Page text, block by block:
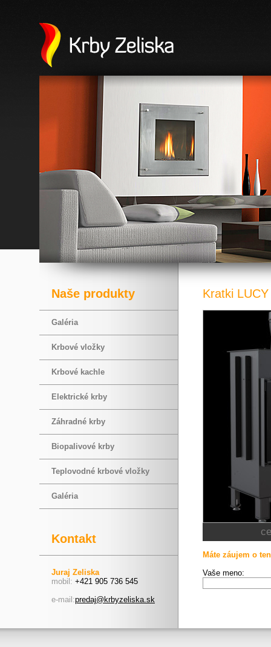
Naše produkty
Galéria
Krbové vložky
Krbové kachle
Elektrické krby
Záhradné krby
Biopalivové krby
Teplovodné krbové vložky
Galéria
Kontakt
Juraj Zeliska
mobil: +421 905 736 545
e-mail:predaj@krbyzeliska.sk
Kratki
Máte záujem o
Vaše meno: